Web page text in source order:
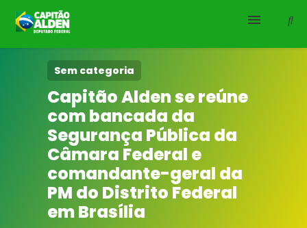
HOME
NOTÍCIAS
BIOGRAFIA
DOWNLOADS
EMENDAS
Sem categoria
Capitão Alden se reúne
com bancada da
Segurança Pública da
Câmara Federal e
comandante-geral da
PM do Distrito Federal
em Brasília